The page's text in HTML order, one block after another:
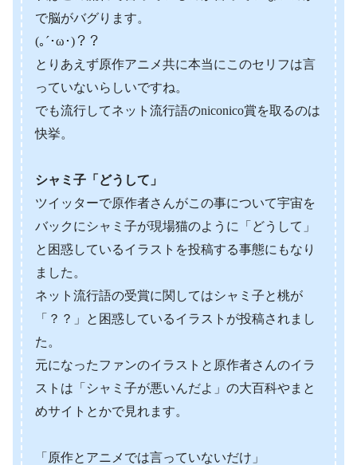
で脳がバグります。
(｡´･ω･)？？
とりあえず原作アニメ共に本当にこのセリフは言
っていないらしいですね。
でも流行してネット流行語のniconico賞を取るのは
快挙。
シャミ子「どうして」
ツイッターで原作者さんがこの事について宇宙を
バックにシャミ子が現場猫のように「どうして」
と困惑しているイラストを投稿する事態にもなり
ました。
ネット流行語の受賞に関してはシャミ子と桃が
「？？」と困惑しているイラストが投稿されまし
た。
元になったファンのイラストと原作者さんのイラ
ストは「シャミ子が悪いんだよ」の大百科やまと
めサイトとかで見れます。
「原作とアニメでは言っていないだけ」